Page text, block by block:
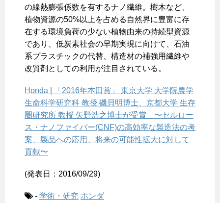
の線熱膨張係数を有するナノ繊維。樹木など、
植物資源の50%以上を占める自然界に豊富に存
在する環境負荷の少ない植物由来の持続型資源
であり、低炭素社会の早期実現に向けて、石油
系プラスチックの代替、構造材の補強用繊維や
改質剤としての利用が注目されている。
Honda | 「2016年本田賞」 東京大学 大学院農学
生命科学研究科 教授 磯貝明博士、京都大学 生存
圏研究所 教授 矢野浩之博士が受賞 〜セルロー
ス・ナノファイバー(CNF)の高効率な製造法の考
案、製品への応用、将来の可能性拡大に対して
貢献〜
(発表日：2016/09/29)
- 学術・研究 ホンダ